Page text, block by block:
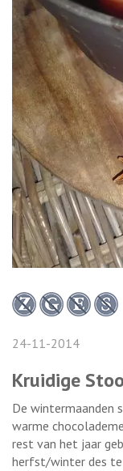
24-11-2014
Kruidige
De wintermaanden
warme
rest van het jaar
herfst/winter des te